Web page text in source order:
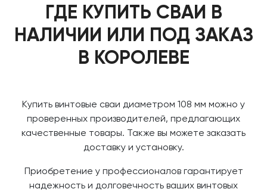
ГДЕ КУПИТЬ СВАИ В
НАЛИЧИИ ИЛИ ПОД ЗАКАЗ
В КОРОЛЕВЕ
Купить винтовые сваи диаметром 108 мм можно у
проверенных производителей, предлагающих
качественные товары. Также вы можете заказать
доставку и установку.
Приобретение у профессионалов гарантирует
надежность и долговечность ваших винтовых